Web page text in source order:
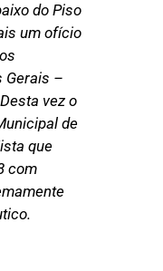
do Piso
um ofício
Gerais –
vez o
de
que
com